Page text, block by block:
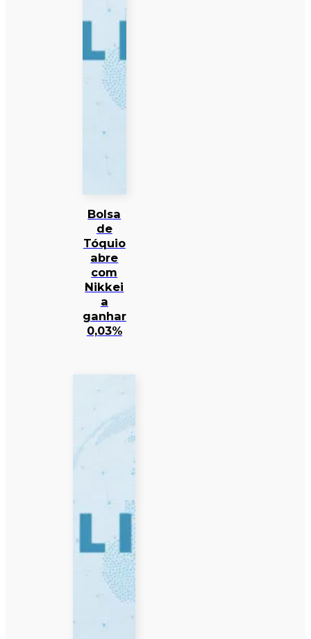
Bolsa
de
Tóquio
abre
com
Nikkei
a
ganhar
0,03%